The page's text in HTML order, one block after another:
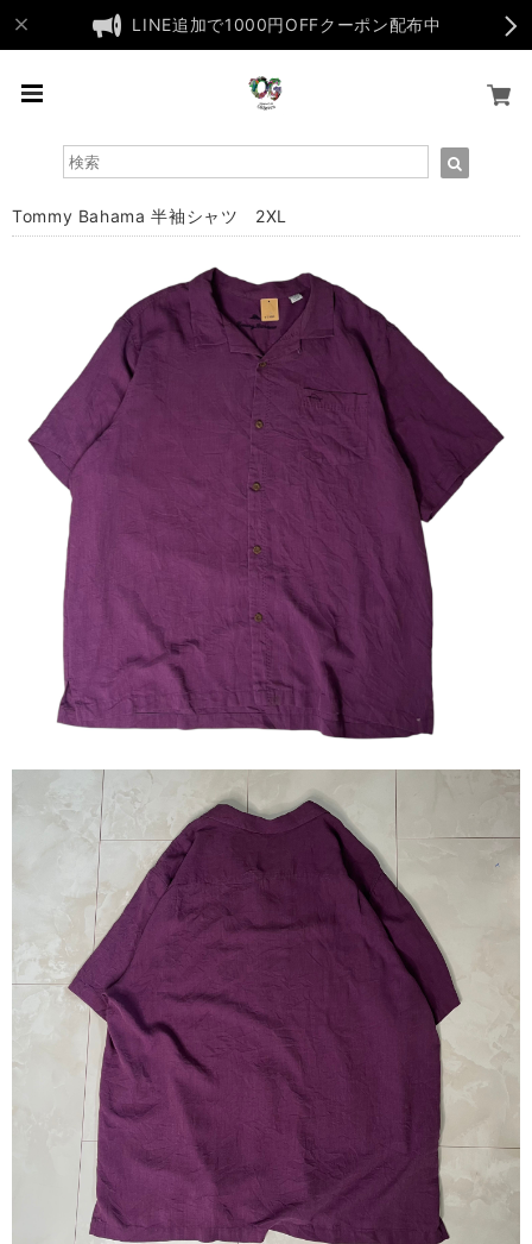
LINE追加で1000円OFFクーポン配布中
Tommy Bahama 半袖シャツ 2XL